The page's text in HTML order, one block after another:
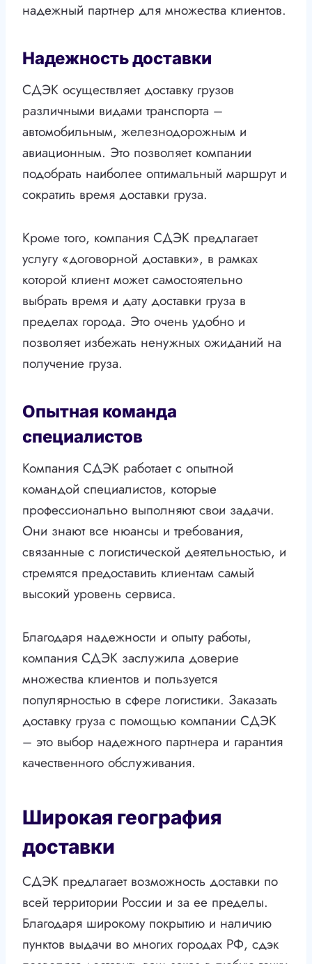
надежный партнер для множества клиентов.
Надежность доставки
СДЭК осуществляет доставку грузов
различными видами транспорта –
автомобильным, железнодорожным и
авиационным. Это позволяет компании
подобрать наиболее оптимальный маршрут и
сократить время доставки груза.
Кроме того, компания СДЭК предлагает
услугу «договорной доставки», в рамках
которой клиент может самостоятельно
выбрать время и дату доставки груза в
пределах города. Это очень удобно и
позволяет избежать ненужных ожиданий на
получение груза.
Опытная команда
специалистов
Компания СДЭК работает с опытной
командой специалистов, которые
профессионально выполняют свои задачи.
Они знают все нюансы и требования,
связанные с логистической деятельностью, и
стремятся предоставить клиентам самый
высокий уровень сервиса.
Благодаря надежности и опыту работы,
компания СДЭК заслужила доверие
множества клиентов и пользуется
популярностью в сфере логистики. Заказать
доставку груза с помощью компании СДЭК
– это выбор надежного партнера и гарантия
качественного обслуживания.
Широкая география
доставки
СДЭК предлагает возможность доставки по
всей территории России и за ее пределы.
Благодаря широкому покрытию и наличию
пунктов выдачи во многих городах РФ, сдэк